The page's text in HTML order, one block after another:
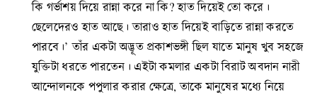
কি গর্ভাশয় দিয়ে রান্না করে না কি? হাত দিয়েই তো করে।
ছেলেদেরও হাত আছে। তারাও হাত দিয়েই বাড়িতে রান্না করতে
পারবে।’ তাঁর একটা অদ্ভূত প্রকাশভঙ্গী ছিল যাতে মানুষ খুব সহজে
যুক্তিটা ধরতে পারতেন। এইটা কমলার একটা বিরাট অবদান নারী
আন্দোলনকে পপুলার করার ক্ষেত্রে, তাকে মানুষের মধ্যে নিয়ে